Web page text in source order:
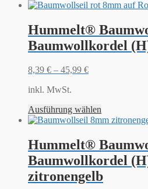
Hummelt®
Baumwollkordel
8,39 € – 45,99 €
inkl. MwSt.
Ausführung wählen
Hummelt®
Baumwollkordel
zitronengelb